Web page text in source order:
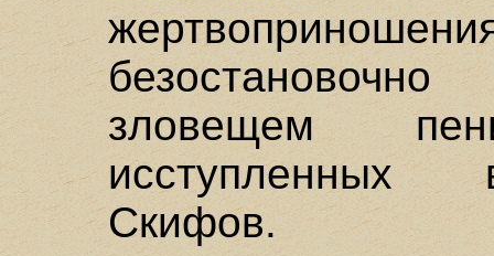
зловещем
исступленных
Скифов.